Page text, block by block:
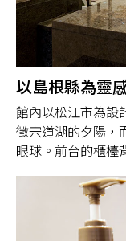
以島根縣為靈
館內以松江市為設
徵宍道湖的夕陽，
眼球。前台的櫃檯